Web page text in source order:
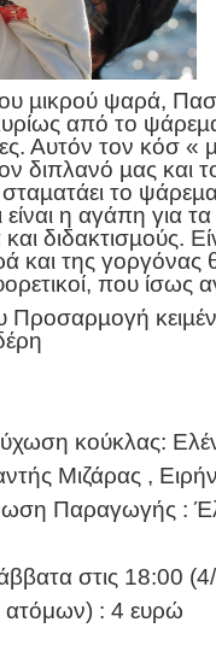
µικρού ψαρά,
από το
τον κόσ « µο
διπλανό µας και
το
είναι η αγάπη
διδακτισµούς.
της
που ίσως
κούκλας:
Μιζάρας ,
Παραγωγής :
στις 18:00​
ατόμων) : 4 ευρώ